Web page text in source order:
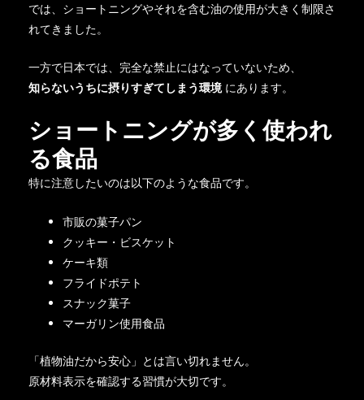
では、ショートニングやそれを含む油の使用が大きく制限さ
れてきました。
一方で日本では、完全な禁止にはなっていないため、
知らないうちに摂りすぎてしまう環境にあります。
ショートニングが多く使われ
る食品
特に注意したいのは以下のような食品です。
市販の菓子パン
クッキー・ビスケット
ケーキ類
フライドポテト
スナック菓子
マーガリン使用食品
「植物油だから安心」とは言い切れません。
原材料表示を確認する習慣が大切です。